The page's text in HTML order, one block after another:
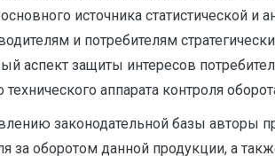
источника статистической
и потребителям
аспект защиты интересов
технического аппарата контроля
законодательной базы авторы
за оборотом данной продукции, а